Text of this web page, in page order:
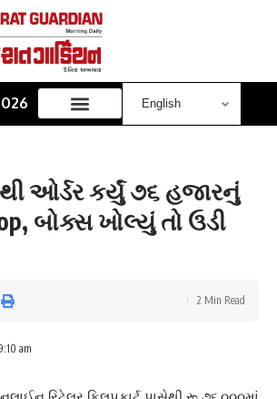
ઓર્ડર કર્યું ૭૬ હજારનું
બોક્સ ખોલ્યું તો ઉડી
am
2 Min Read